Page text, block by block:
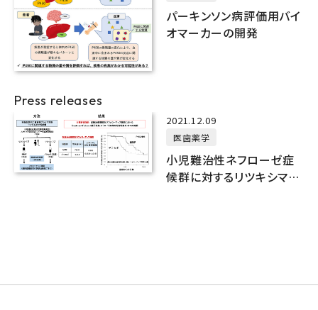
パーキンソン病評価用バイ
オマーカーの開発
Press releases
2021.12.09
医歯薬学
小児難治性ネフローゼ症
候群に対するリツキシマブ